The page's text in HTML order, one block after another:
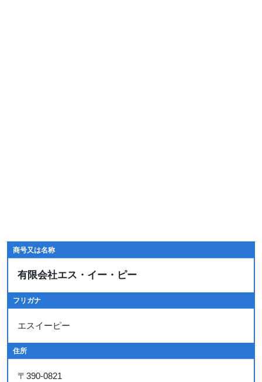
商号又は名称
有限会社エス・イー・ピー
フリガナ
エスイーピー
住所
〒 390-0821